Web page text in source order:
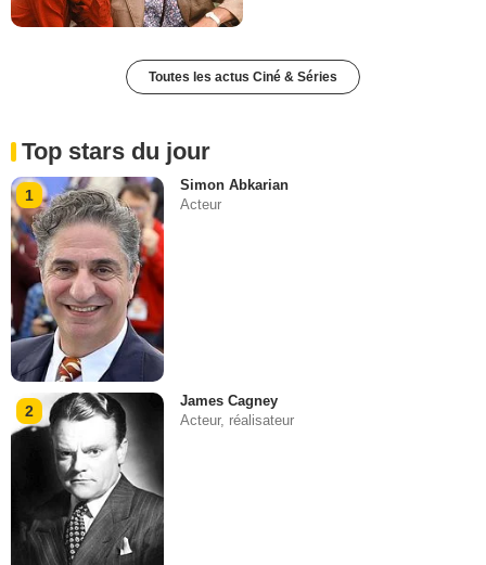
Toutes les actus Ciné & Séries
Top stars du jour
1
Simon Abkarian
Acteur
2
James Cagney
Acteur, réalisateur